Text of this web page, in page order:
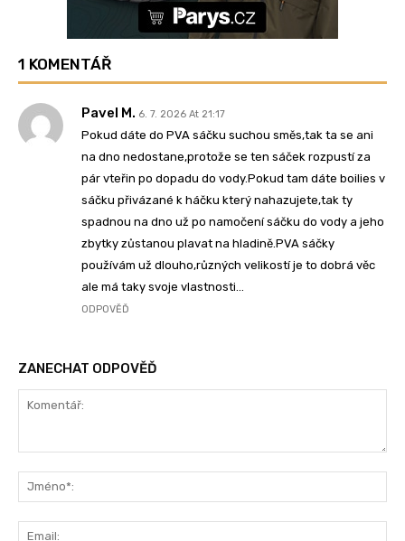
1 KOMENTÁŘ
Pavel M. 6. 7. 2026 At 21:17
Pokud dáte do PVA sáčku suchou směs,tak ta se ani
na dno nedostane,protože se ten sáček rozpustí za
pár vteřin po dopadu do vody.Pokud tam dáte boilies v
sáčku přivázané k háčku který nahazujete,tak ty
spadnou na dno už po namočení sáčku do vody a jeho
zbytky zůstanou plavat na hladině.PVA sáčky
používám už dlouho,různých velikostí je to dobrá věc
ale má taky svoje vlastnosti…
ODPOVĚĎ
ZANECHAT ODPOVĚĎ